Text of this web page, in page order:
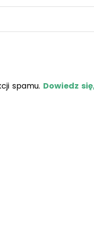
spamu. Dowiedz